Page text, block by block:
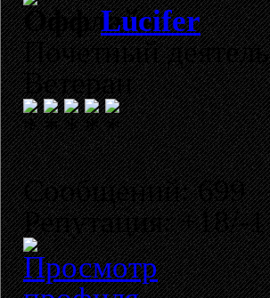
Lucifer
Почетный деятель
Ветеран
Сообщений: 699
Репутация: +18/-1